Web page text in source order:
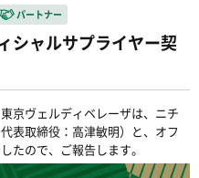
パートナー
シャルサプライヤー契
京ヴェルディベレーザは、ニチ
表取締役：高津敏明）と、オフ
たので、ご報告します。